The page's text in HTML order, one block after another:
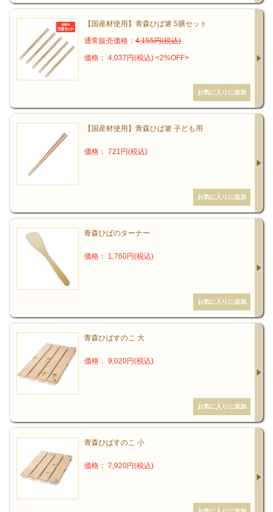
れつつあり、耐性菌対策プラスアルファの効果が期待されていま
す。（写真提供：いずれも青森県工業試験場）
ヒバ油は、青森ヒバ材中に約４％含まれている黄色透明で、細菌、
真菌（カビ）、担子菌（キノコ）など非常に幅広い菌類に対して優
れた抗菌効果を示し、シロアリ、ゴキブリ、アリ、ダニなどの虫に
以下の写真は日本三大美林の青森ヒバ、木曽ヒノキ、秋田杉の心材
をカビの胞子を塗布した寒天培養に置き、１週間培養したもので
青森ヒバの周囲に、はっきりと帯ができており、飛び抜けて優れた
抗菌力を有していることが分かります。
これはヒバ油中に約２％含まれているヒノキチオールによるもの
で、非常に優れた抗菌効果を有しています。
青森ひばの深い香りでリラックス
青森ヒバは、その香りを嗅ぐことによりストレスを和らげ、その上
に集中力を増す作用のあることが立証されています。(青森県工業試
験場 岡部博士、フレグランスジャーナル1992年8月)
青森ヒバの香りを嗅ぐことが、ストレスを抑え、リラックス状態に
なります。そして集中力は増し、精神的にも肉体的にも、バランス
が取れた健康な状態にリセットしてくれるのです。
日本では森林浴が有名ですが、ドイツでは医療的に森林療法（クナ
【国産材使用】青森ひば箸 5膳セット
通常販売価格： 4,155円(税込)
価格： 4,037円(税込) <2%OFF>
【国産材使用】青森ひば箸 子ども用
価格： 721円(税込)
青森ひばのターナー
価格： 1,760円(税込)
青森ひばすのこ 大
価格： 9,020円(税込)
青森ひばすのこ 小
価格： 7,920円(税込)